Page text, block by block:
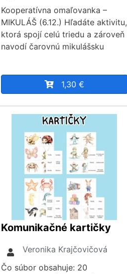
Kooperatívna omaľovanka –
MIKULÁŠ (6.12.) Hľadáte aktivitu,
ktorá spojí celú triedu a zároveň
navodí čarovnú mikulášsku
1,30 €
Komunikačné kartičky
Veronika Krajčovičová
Čo súbor obsahuje: 20